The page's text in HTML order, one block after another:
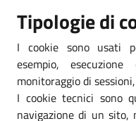
Tipologie di
I cookie sono usati
esempio,
monitoraggio di sessioni,
I cookie tecnici sono
navigazione di un sito,